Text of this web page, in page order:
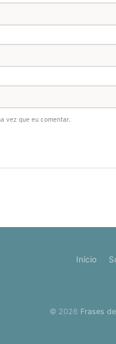
vez que eu comentar.
Início
© 2026 Frases